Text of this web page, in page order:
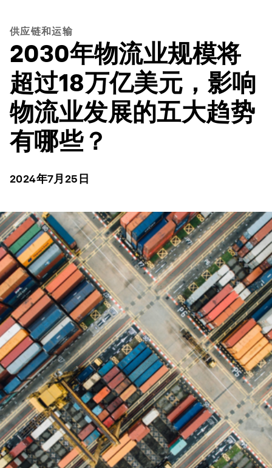
供应链和运输
2030年物流业规模将
超过18万亿美元，影响
物流业发展的五大趋势
有哪些？
2024年7月25日